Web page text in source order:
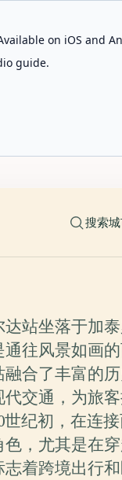
on iOS and
guide.
搜索
达站坐落于加
往风景如画
融合了丰富的
代交通，为旅
世纪初，在连
色，尤其是在
志着跨境出行